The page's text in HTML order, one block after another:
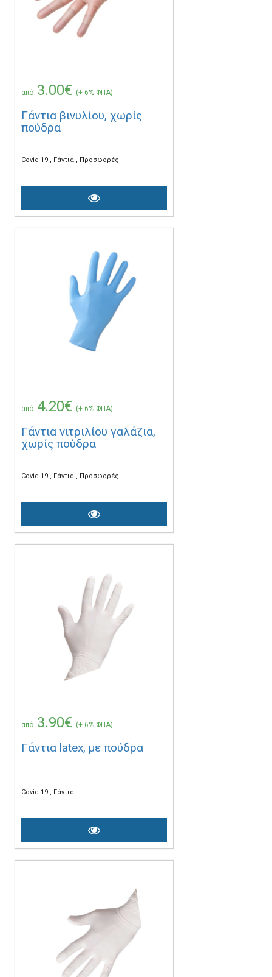
από 3.00€ (+ 6% ΦΠΑ)
Γάντια βινυλίου, χωρίς
πούδρα
Covid-19 Γάντια Προσφορές
από 4.20€ (+ 6% ΦΠΑ)
Γάντια νιτριλίου γαλάζια,
χωρίς πούδρα
Covid-19 Γάντια Προσφορές
από 3.90€ (+ 6% ΦΠΑ)
Γάντια latex, με πούδρα
Covid-19 Γάντια